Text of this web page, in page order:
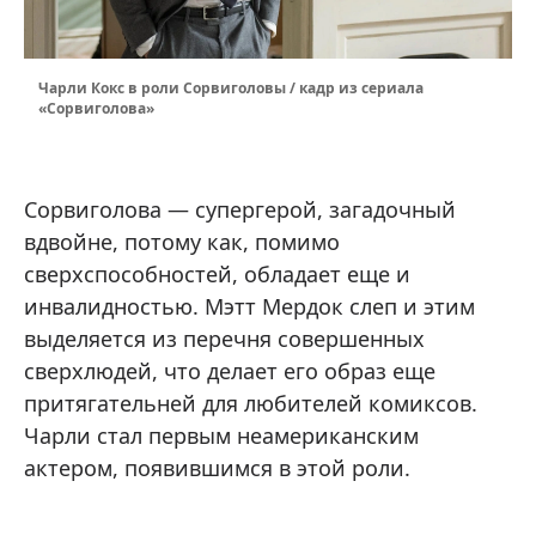
Чарли Кокс в роли Сорвиголовы / кадр из сериала
«Сорвиголова»
Сорвиголова — супергерой, загадочный
вдвойне, потому как, помимо
сверхспособностей, обладает еще и
инвалидностью. Мэтт Мердок слеп и этим
выделяется из перечня совершенных
сверхлюдей, что делает его образ еще
притягательней для любителей комиксов.
Чарли стал первым неамериканским
актером, появившимся в этой роли.